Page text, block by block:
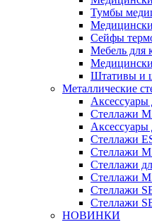
Тумбы
Сейфы
Мебель для
Штативы и
Металлические
Аксессуары
Стеллажи
Аксессуары
Стеллажи
Стеллажи
Стеллажи
Стеллажи
Стеллажи
Стеллажи
НОВИНКИ